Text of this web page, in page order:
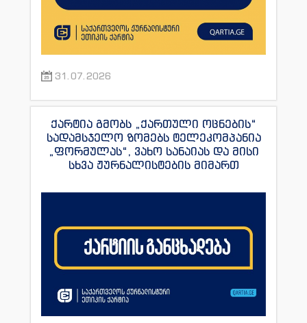
31.07.2026
ქარტია გმობს „ქართული ოცნების“
სადამსჯელო ზომებს ტელეკომპანია
„ფორმულას“, ვახო სანაიას და მისი
სხვა ჟურნალისტების მიმართ